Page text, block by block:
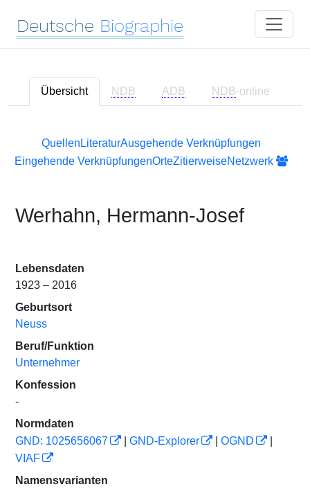
Deutsche Biographie
Übersicht NDB ADB NDB-online
Quellen LiteraturAusgehende Verknüpfungen
Eingehende VerknüpfungenOrteZitierweiseNetzwerk
Werhahn, Hermann-Josef
Lebensdaten
1923 – 2016
Geburtsort
Neuss
Beruf/Funktion
Unternehmer
Konfession
-
Normdaten
GND: 1025656067
GND-Explorer OGND
VIAF
Namensvarianten